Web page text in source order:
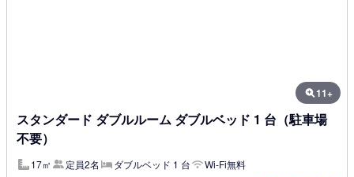
11+
スタンダード ダブルルーム ダブルベッド 1 台（駐車場
不要）
17㎡ 定員2名 ダブルベッド 1 台
Wi-Fi無料